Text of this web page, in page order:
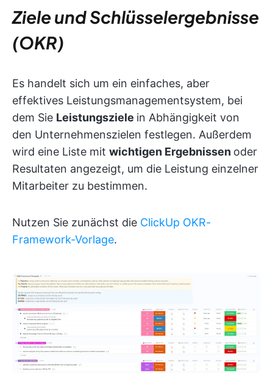
Ziele und Schlüsselergebnisse
(OKR)
Es handelt sich um ein einfaches, aber
effektives Leistungsmanagementsystem, bei
dem Sie Leistungsziele in Abhängigkeit von
den Unternehmenszielen festlegen. Außerdem
wird eine Liste mit wichtigen Ergebnissen oder
Resultaten angezeigt, um die Leistung einzelner
Mitarbeiter zu bestimmen.
Nutzen Sie zunächst die ClickUp OKR-
Framework-Vorlage.